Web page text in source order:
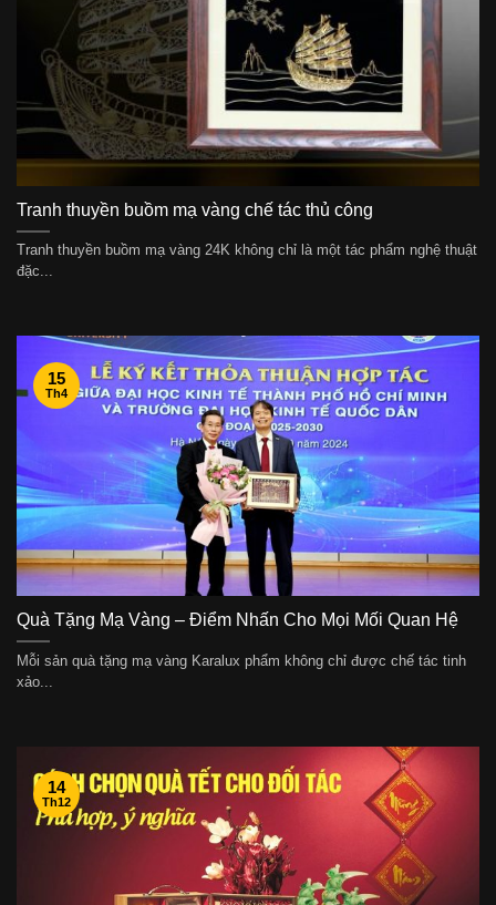
Tranh thuyền buồm mạ vàng chế tác thủ công
Tranh thuyền buồm mạ vàng 24K không chỉ là một tác phẩm nghệ thuật
đặc...
Quà Tặng Mạ Vàng – Điểm Nhấn Cho Mọi Mối Quan Hệ
Mỗi sản quà tặng mạ vàng Karalux phẩm không chỉ được chế tác tinh
xảo...
15
Th4
14
Th12